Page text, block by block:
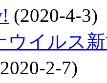
(2020-4-3)
ウイルス
2-7)